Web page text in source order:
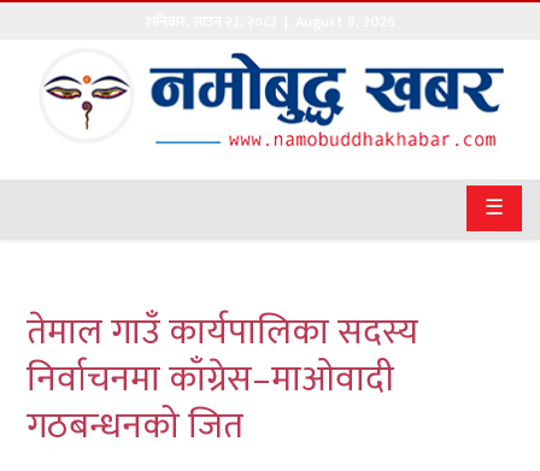
गृहपृष्ठ
राजनीति
प्रवास
अर्थवाणिज्य
खेलकुद
☰
तेमाल गाउँ कार्यपालिका सदस्य
निर्वाचनमा काँग्रेस–माओवादी
गठबन्धनको जित